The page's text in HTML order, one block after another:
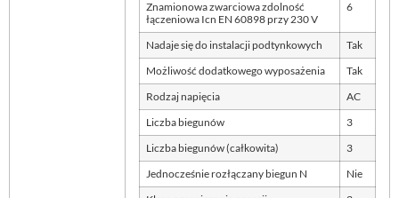
Znamionowa zwarciowa zdolność
łączeniowa Icn EN 60898 przy 230 V
6
Nadaje się do instalacji podtynkowych Tak
Możliwość dodatkowego wyposażenia Tak
Rodzaj napięcia AC
Liczba biegunów 3
Liczba biegunów (całkowita) 3
Jednocześnie rozłączany biegun N Nie